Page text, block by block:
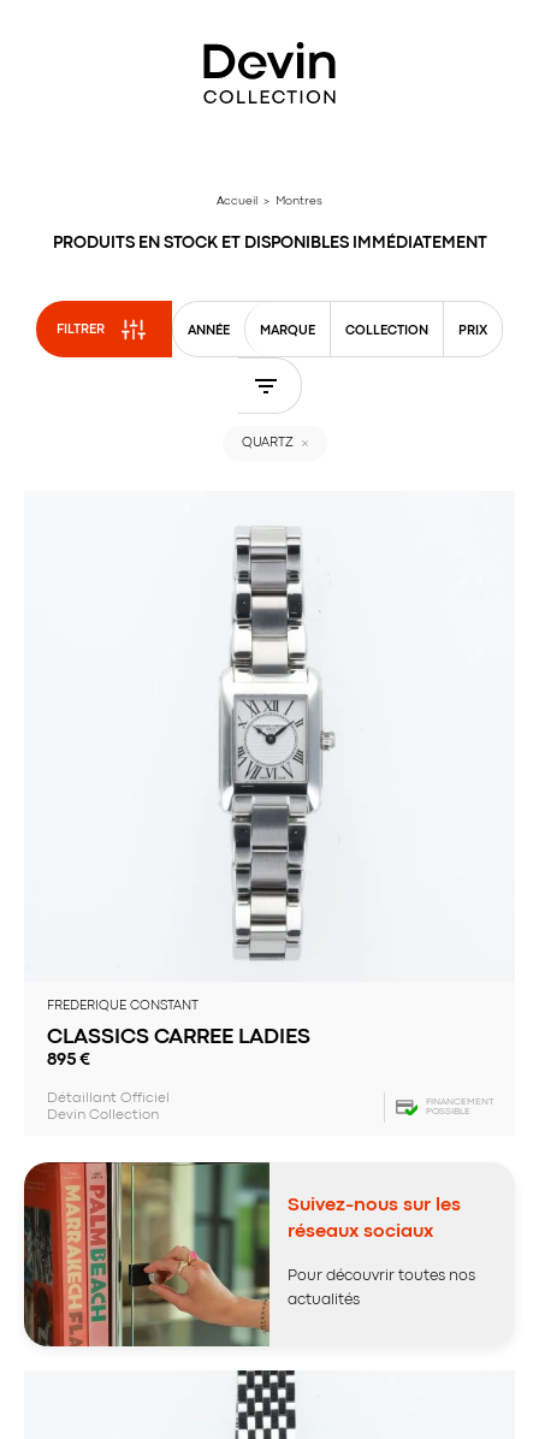
Accueil > Montres
PRODUITS EN STOCK ET DISPONIBLES IMMÉDIATEMENT
FILTRER ANNÉE MARQUE COLLECTION PRIX
QUARTZ
FREDERIQUE CONSTANT
CLASSICS CARREE LADIES
895 €
Détaillant Officiel
Devin Collection
FINANCEMENT
POSSIBLE
Suivez-nous sur les
réseaux sociaux
Pour découvrir toutes nos
actualités